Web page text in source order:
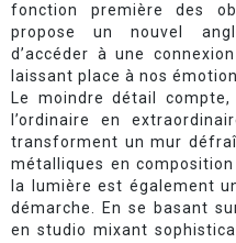
fonction première des
propose un nouvel
d’accéder à une
laissant place à nos
Le moindre détail
l’ordinaire en
transforment un mur
métalliques en
la lumière est également
démarche. En se basant
en studio mixant